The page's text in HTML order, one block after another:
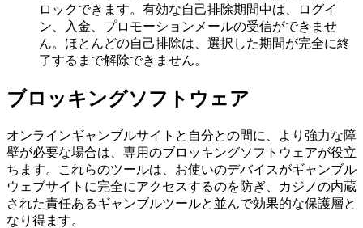
ロックできます。有効な自己排除期間中は、ログイ
ン、入金、プロモーションメールの受信ができませ
ん。ほとんどの自己排除は、選択した期間が完全に終
了するまで解除できません。
ブロッキングソフトウェア
オンラインギャンブルサイトと自分との間に、より強力な障
壁が必要な場合は、専用のブロッキングソフトウェアが役立
ちます。これらのツールは、お使いのデバイスがギャンブル
ウェブサイトに完全にアクセスするのを防ぎ、カジノの内蔵
された責任あるギャンブルツールと並んで効果的な保護層と
なり得ます。